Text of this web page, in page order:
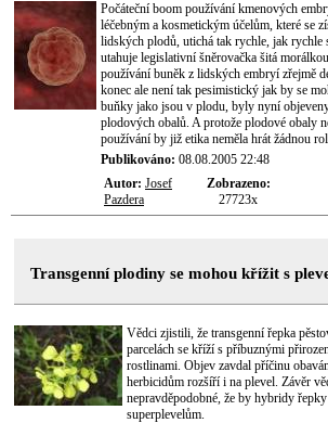
Počáteční boom používání kmenových
léčebným a kosmetickým účelům, které se
lidských plodů, utichá tak rychle, jak rychle
utahuje legislativní šněrovačka šitá
používání buněk z lidských embryí zřejmě
konec ale není tak pesimistický jak by se
buňky jako jsou v plodu, byly nyní
plodových obalů. A protože plodové obaly
používání by již etika neměla hrát žádnou
Publikováno: 08.08.2005 22:48
Autor: Josef
Pazdera
Zobrazeno:
27723x
Transgenní plodiny se mohou křížit s
Vědci zjistili, že transgenní řepka
parcelách se kříží s příbuznými
rostlinami. Objev zavdal příčinu
herbicidům rozšíří i na plevel. Závěr
nepravděpodobné, že by hybridy
superplevelům.